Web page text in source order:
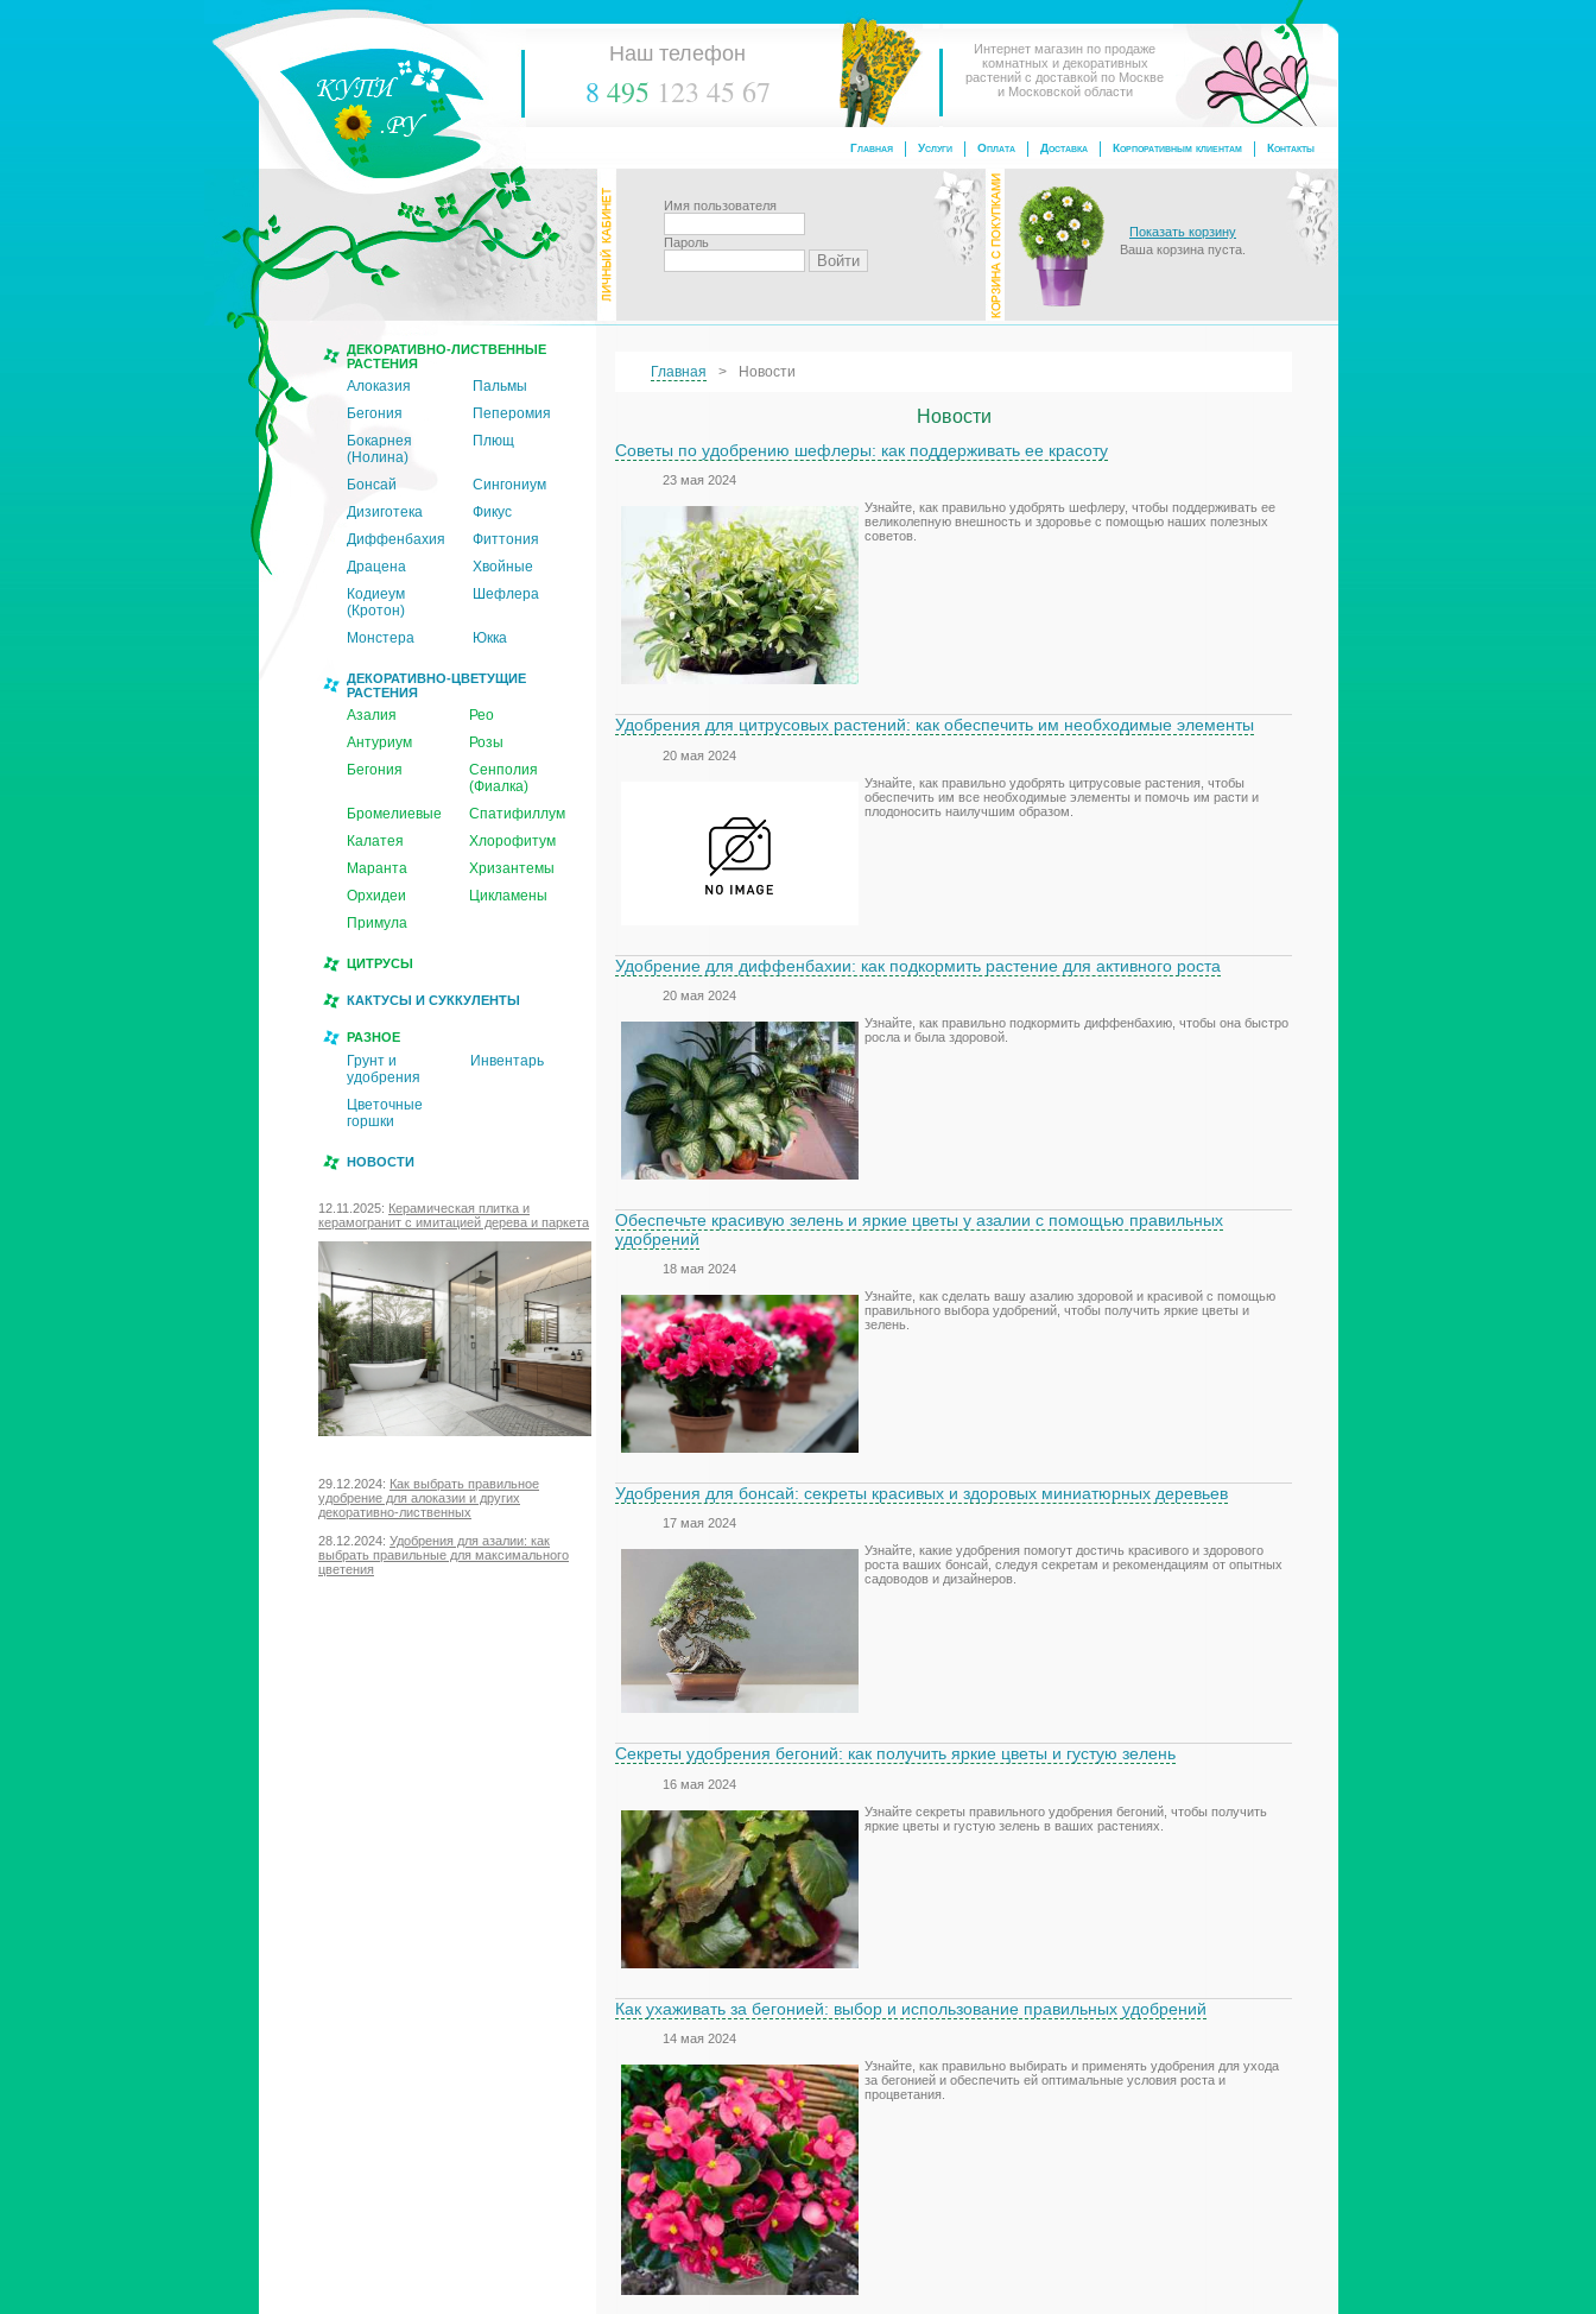
Наш телефон
8 495 123 45 67
Интернет магазин по продаже
комнатных и декоративных
растений с доставкой по Москве
и Московской области
Контакты
Корпоративным клиентам
Доставка
Оплата
Услуги
Главная
Имя пользователя
Пароль
Показать корзину
Ваша корзина пуста.
ДЕКОРАТИВНО-ЛИСТВЕННЫЕ
РАСТЕНИЯ
Алоказия
Пальмы
Бегония
Пеперомия
Бокарнея
(Нолина)
Плющ
Бонсай
Сингониум
Дизиготека
Фикус
Диффенбахия
Фиттония
Драцена
Хвойные
Кодиеум
(Кротон)
Шефлера
Монстера Юкка
ДЕКОРАТИВНО-ЦВЕТУЩИЕ
РАСТЕНИЯ
Азалия
Рео
Антуриум
Розы
Бегония
Сенполия
(Фиалка)
Бромелиевые
Спатифиллум
Калатея
Хлорофитум
Маранта
Хризантемы
Орхидеи
Цикламены
Примула
ЦИТРУСЫ
КАКТУСЫ И СУККУЛЕНТЫ
РАЗНОЕ
Грунт и
удобрения
Инвентарь
Цветочные
горшки
НОВОСТИ
12.11.2025: Керамическая плитка и
керамогранит с имитацией дерева и паркета
29.12.2024: Как выбрать правильное
удобрение для алоказии и других
декоративно-лиственных
28.12.2024: Удобрения для азалии: как
выбрать правильные для максимального
цветения
Главная Новости
Новости
Советы по удобрению шефлеры: как поддерживать ее красоту
23 мая 2024
Узнайте, как правильно удобрять шефлеру, чтобы поддерживать ее
великолепную внешность и здоровье с помощью наших полезных
советов.
Удобрения для цитрусовых растений: как обеспечить им необходимые элементы
20 мая 2024
Узнайте, как правильно удобрять цитрусовые растения, чтобы
обеспечить им все необходимые элементы и помочь им расти и
плодоносить наилучшим образом.
Удобрение для диффенбахии: как подкормить растение для активного роста
20 мая 2024
Узнайте, как правильно подкормить диффенбахию, чтобы она быстро
росла и была здоровой.
Обеспечьте красивую зелень и яркие цветы у азалии с помощью правильных
удобрений
18 мая 2024
Узнайте, как сделать вашу азалию здоровой и красивой с помощью
правильного выбора удобрений, чтобы получить яркие цветы и
зелень.
Удобрения для бонсай: секреты красивых и здоровых миниатюрных деревьев
17 мая 2024
Узнайте, какие удобрения помогут достичь красивого и здорового
роста ваших бонсай, следуя секретам и рекомендациям от опытных
садоводов и дизайнеров.
Секреты удобрения бегоний: как получить яркие цветы и густую зелень
16 мая 2024
Узнайте секреты правильного удобрения бегоний, чтобы получить
яркие цветы и густую зелень в ваших растениях.
Как ухаживать за бегонией: выбор и использование правильных удобрений
14 мая 2024
Узнайте, как правильно выбирать и применять удобрения для ухода
за бегонией и обеспечить ей оптимальные условия роста и
процветания.